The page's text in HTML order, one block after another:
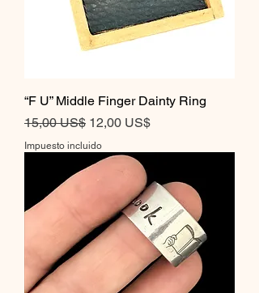
“F U” Middle Finger Dainty Ring
Precio
15,00 US$ Precio de oferta
12,00 US$
Impuesto incluido